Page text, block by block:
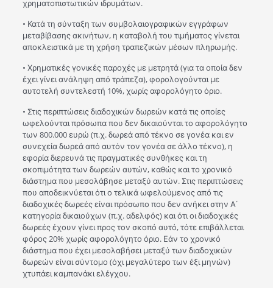
χρηματοπιστωτικών ιδρυμάτων.
• Κατά τη σύνταξη των συμβολαιογραφικών εγγράφων
μεταβίβασης ακινήτων, η καταβολή του τιμήματος γίνεται
αποκλειστικά με τη χρήση τραπεζικών μέσων πληρωμής.
• Χρηματικές γονικές παροχές με μετρητά (για τα οποία δεν
έχει γίνει ανάληψη από τράπεζα), φορολογούνται με
αυτοτελή συντελεστή 10%, χωρίς αφορολόγητο όριο.
• Στις περιπτώσεις διαδοχικών δωρεών κατά τις οποίες
ωφελούνται πρόσωπα που δεν δικαιούνται το αφορολόγητο
των 800.000 ευρώ (π.χ. δωρεά από τέκνο σε γονέα και εν
συνεχεία δωρεά από αυτόν τον γονέα σε άλλο τέκνο), η
εφορία διερευνά τις πραγματικές συνθήκες και τη
σκοπιμότητα των δωρεών αυτών, καθώς και το χρονικό
διάστημα που μεσολάβησε μεταξύ αυτών. Στις περιπτώσεις
που αποδεικνύεται ότι ο τελικά ωφελούμενος από τις
διαδοχικές δωρεές είναι πρόσωπο που δεν ανήκει στην Α΄
κατηγορία δικαιούχων (π.χ. αδελφός) και ότι οι διαδοχικές
δωρεές έχουν γίνει προς τον σκοπό αυτό, τότε επιβάλλεται
φόρος 20% χωρίς αφορολόγητο όριο. Εάν το χρονικό
διάστημα που έχει μεσολαβήσει μεταξύ των διαδοχικών
δωρεών είναι σύντομο (όχι μεγαλύτερο των έξι μηνών)
χτυπάει καμπανάκι ελέγχου.